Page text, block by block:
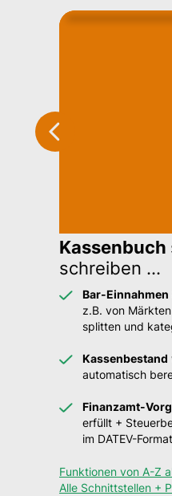
Kassenbuch
schreiben ...
Bar-Einnahmen
z.B. von
splitten und
Kassenbestand
automatisch
Finanzamt-
erfüllt +
im DATEV-Format
Funktionen von A-Z
Alle Schnittstellen +